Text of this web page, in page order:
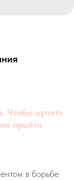
Чтобы купить
пройти
в борьбе